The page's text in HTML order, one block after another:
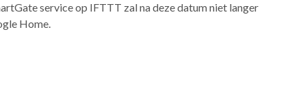
service op IFTTT zal na deze datum niet langer
Home.